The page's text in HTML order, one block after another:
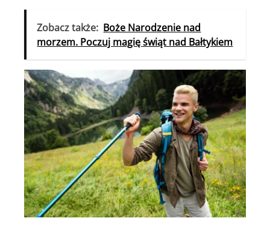
Zobacz także: Boże Narodzenie nad
morzem. Poczuj magię świąt nad Bałtykiem